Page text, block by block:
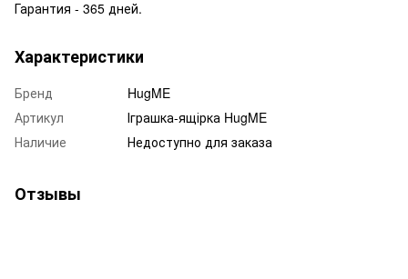
Гарантия - 365 дней.
Характеристики
Бренд
HugME
Артикул
Іграшка-ящірка HugME
Наличие
Недоступно для заказа
Отзывы